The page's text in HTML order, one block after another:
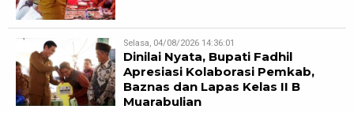
Selasa, 04/08/2026 14:36:01
Dinilai Nyata, Bupati Fadhil
Apresiasi Kolaborasi Pemkab,
Baznas dan Lapas Kelas II B
Muarabulian